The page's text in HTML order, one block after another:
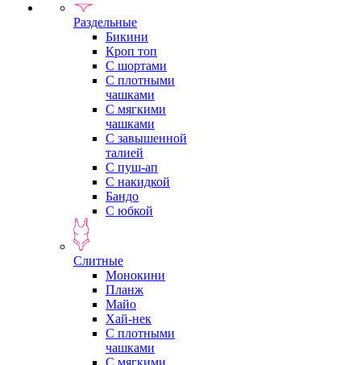
Раздельные
Бикини
Кроп топ
С шортами
С плотными
чашками
С мягкими
чашками
С завышенной
талией
С пуш-ап
С накидкой
Бандо
С юбкой
Слитные
Монокини
Планж
Майо
Хай-нек
С плотными
чашками
С мягкими